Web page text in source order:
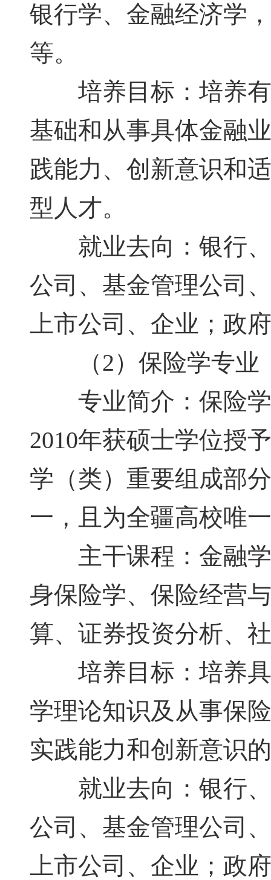
银行学、金融经济学
等。
培养目标：培养有
基础和从事具体金融
践能力、创新意识和
型人才。
就业去向：银行、
公司、基金管理公司
上市公司、企业；政
（2）保险学专业
专业简介：保险学
2010年获硕士学位授
学（类）重要组成部
一，且为全疆高校唯
主干课程：金融学
身保险学、保险经营
算、证券投资分析、
培养目标：培养具
学理论知识及从事保
实践能力和创新意识
就业去向：银行、
公司、基金管理公司
上市公司、企业；政